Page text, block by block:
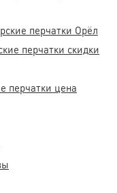
перчатки Орёл
перчатки скидки
перчатки цена